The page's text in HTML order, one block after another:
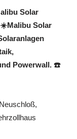
Solar
Solar
Powerwall. ☎️